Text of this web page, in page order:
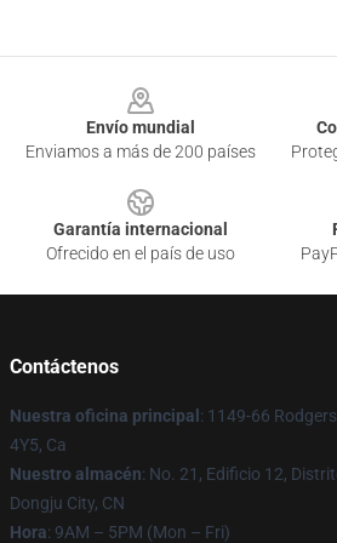
Envío mundial
Enviamos a más de 200 países
Garantía internacional
Ofrecido en el país de uso
Contáctenos
Nuestra oficina principal : 1149-66
4Y5, Ca
Nuestro almacén: No. 21, Edificio 12,
Dongju City, CN
Hora: 9AM – 5PM (Mon – Fri)